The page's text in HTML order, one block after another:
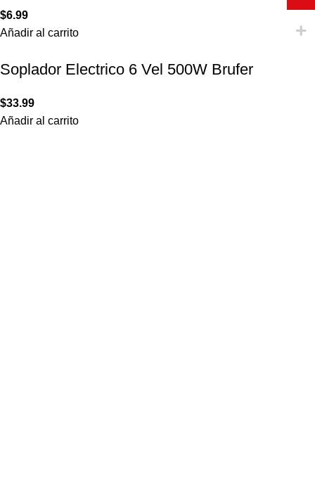
$6.99
Añadir al carrito
Soplador Electrico 6 Vel 500W Brufer
$33.99
Añadir al carrito